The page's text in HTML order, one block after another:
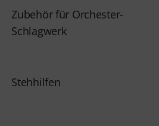
Zubehör für Orchester-
Schlagwerk
Stehhilfen